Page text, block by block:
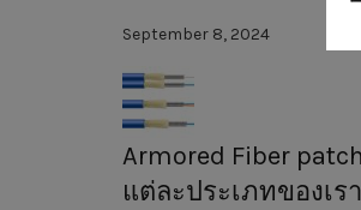
September 8, 2024
Armored Fiber
แต่ละประเภทของเรา